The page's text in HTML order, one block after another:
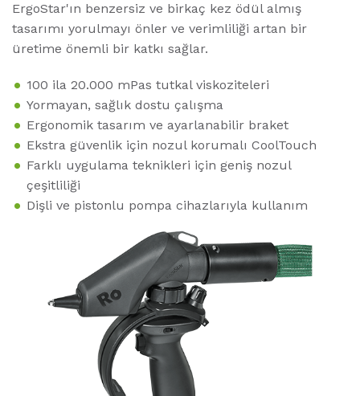
ErgoStar'ın benzersiz ve birkaç kez ödül almış
tasarımı yorulmayı önler ve verimliliği artan bir
üretime önemli bir katkı sağlar.
100 ila 20.000 mPas tutkal viskoziteleri
Yormayan, sağlık dostu çalışma
Ergonomik tasarım ve ayarlanabilir braket
Ekstra güvenlik için nozul korumalı CoolTouch
Farklı uygulama teknikleri için geniş nozul
çeşitliliği
Dişli ve pistonlu pompa cihazlarıyla kullanım